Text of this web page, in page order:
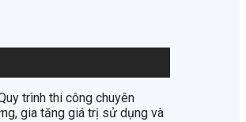
trình thi công chuyên
gia tăng giá trị sử dụng và